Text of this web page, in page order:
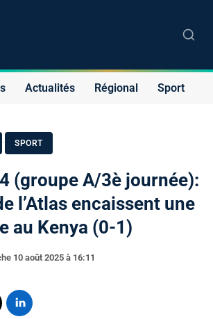
Actualités Régional Sport
· SPORT
(groupe A/3è journée):
l’Atlas encaissent une
au Kenya (0-1)
10 août 2025 à 16:11